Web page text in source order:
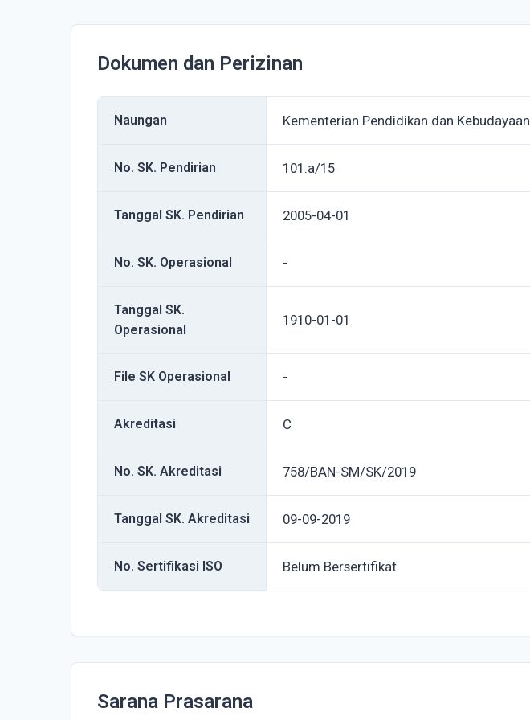
Dokumen dan Perizinan
Naungan Kementerian Pendidikan dan Kebudayaan
No. SK. Pendirian 101.a/15
Tanggal SK. Pendirian 2005-04-01
No. SK. Operasional -
Tanggal SK.
Operasional
1910-01-01
File SK Operasional -
Akreditasi C
No. SK. Akreditasi 758/BAN-SM/SK/2019
Tanggal SK. Akreditasi 09-09-2019
No. Sertifikasi ISO Belum Bersertifikat
Sarana Prasarana